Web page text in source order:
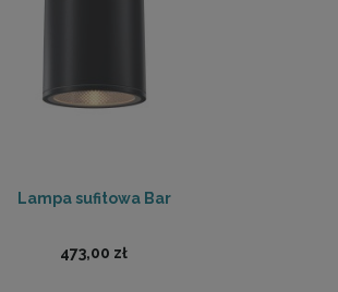
Lampa sufitowa Bar
473,00 zł